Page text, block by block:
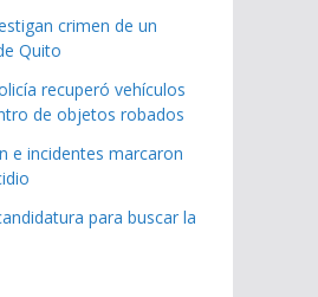
crimen de un
Quito
recuperó vehículos
de objetos robados
e incidentes marcaron
para buscar la